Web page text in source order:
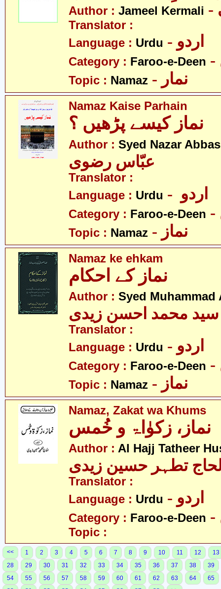
Author : Jameel Kermali
Translator :
Language : Urdu - اردو
Category : Faroo-e-Deen
Topic : Namaz - نمار
Namaz Kaise Parhain
نماز کیسے پڑھیں ؟
Author : Syed Nazar
عبّاس رضوی
Translator :
Language : Urdu
Category : Faroo-e-Deen
Topic : Namaz - نماز
Namaz ke ehkam
نماز کے احکام
Author : Syed Muhammad
سید محمد احسن زیدی
Translator :
Language : Urdu - اردو
Category : Faroo-e-Deen
Topic : Namaz - نماز
Namaz, Zakat wa Khums
نماز، زکوٰاۃ و خُمس
Author : Al Hajj Tatheer
تطہر حسین زیدی
Translator :
Language : Urdu - اردو
Category : Faroo-e-Deen
Topic :
<< 1 2 3 4 5 6 7 8 9 10 11 12
13
28
29 30 31 32 33 34 35 36 37 38
39
54
55 56 57 58 59 60 61 62 63 64
65